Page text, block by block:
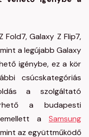
Galaxy Z Flip7,
a legújabb Galaxy
igénybe, ez a kör
csúcskategóriás
a szolgáltató
a budapesti
a Samsung
az együttműködő